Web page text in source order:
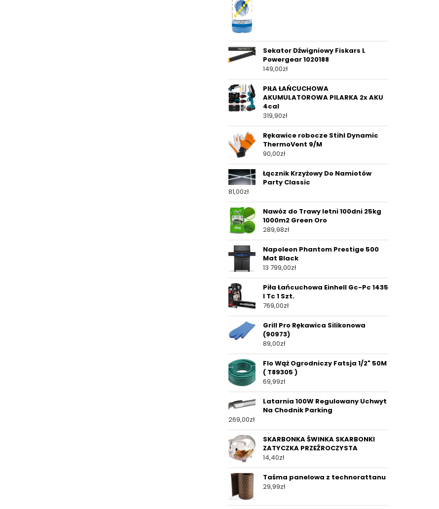
Sekator Dźwigniowy Fiskars L
Powergear 1020188
149,00zł
PIŁA ŁAŃCUCHOWA
AKUMULATOROWA PILARKA 2x AKU
4cal
319,90zł
Rękawice robocze Stihl Dynamic
ThermoVent 9/M
90,00zł
Łącznik Krzyżowy Do Namiotów
Party Classic
81,00zł
Nawóz do Trawy letni 100dni 25kg
1000m2 Green Oro
289,98zł
Napoleon Phantom Prestige 500
Mat Black
13 799,00zł
Piła Łańcuchowa Einhell Gc-Pc 1435
I Tc 1 Szt.
769,00zł
Grill Pro Rękawica Silikonowa
(90973)
89,00zł
Flo Wąż Ogrodniczy Fatsja 1/2" 50M
( T89305 )
69,99zł
Latarnia 100W Regulowany Uchwyt
Na Chodnik Parking
269,00zł
SKARBONKA ŚWINKA SKARBONKI
ZATYCZKA PRZEŹROCZYSTA
14,40zł
Taśma panelowa z technorattanu
29,99zł